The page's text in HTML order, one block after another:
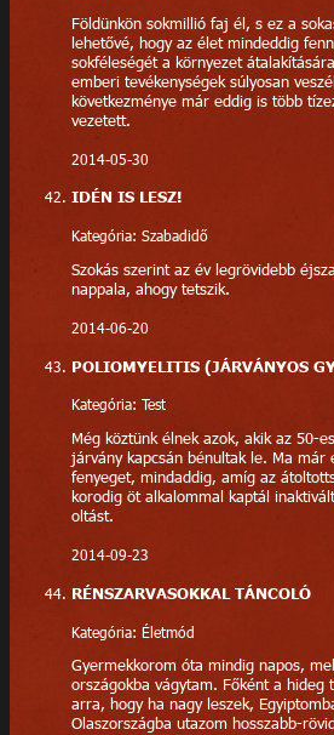
Földünkön sokmillió faj él, s ez a
lehetővé, hogy az élet mindeddig
sokféleségét a környezet
emberi tevékenységek súlyosan
következménye már eddig is több
vezetett.
2014-05-30
IDÉN IS LESZ!
Kategória: Szabadidő
Szokás szerint az év legrövidebb
nappala, ahogy tetszik.
2014-06-20
POLIOMYELITIS (JÁRVÁNYOS
Kategória: Test
Még köztünk élnek azok, akik az 50-
járvány kapcsán bénultak le. Ma már
fenyeget, mindaddig, amíg az
korodig öt alkalommal kaptál
oltást.
2014-09-23
RÉNSZARVASOKKAL TÁNCOLÓ
Kategória: Életmód
Gyermekkorom óta mindig napos,
országokba vágytam. Főként a hideg
arra, hogy ha nagy leszek,
Olaszországba utazom hosszabb-